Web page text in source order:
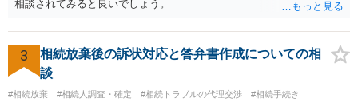
相談されてみると良いでしょう。
3
相続放棄後の訴状対応と答弁書作成についての相
談
#相続放棄 #相続人調査・確定 #相続トラブルの代理交渉 #相続手続き